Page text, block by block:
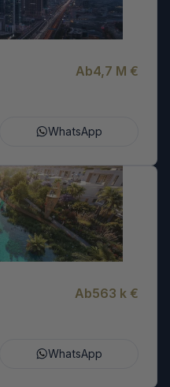
Ab4,7 M €
WhatsApp
Ab563 k €
WhatsApp